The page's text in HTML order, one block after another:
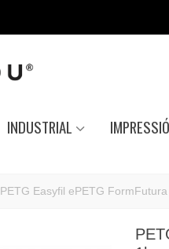
INDUSTRIAL IMPRESSIÓ
PETG Easyfil ePETG